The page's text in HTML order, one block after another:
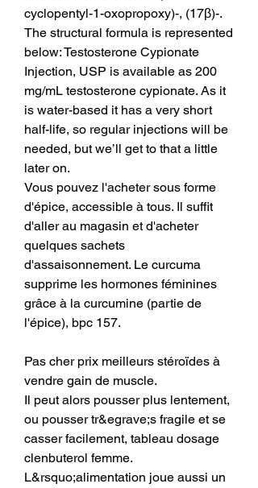
cyclopentyl-1-oxopropoxy)-, (17β)-.
The structural formula is represented
below: Testosterone Cypionate
Injection, USP is available as 200
mg/mL testosterone cypionate. As it
is water-based it has a very short
half-life, so regular injections will be
needed, but we’ll get to that a little
later on.
Vous pouvez l'acheter sous forme
d'épice, accessible à tous. Il suffit
d'aller au magasin et d'acheter
quelques sachets
d'assaisonnement. Le curcuma
supprime les hormones féminines
grâce à la curcumine (partie de
l'épice), bpc 157.
Pas cher prix meilleurs stéroïdes à
vendre gain de muscle.
Il peut alors pousser plus lentement,
ou pousser tr&egrave;s fragile et se
casser facilement, tableau dosage
clenbuterol femme.
L&rsquo;alimentation joue aussi un